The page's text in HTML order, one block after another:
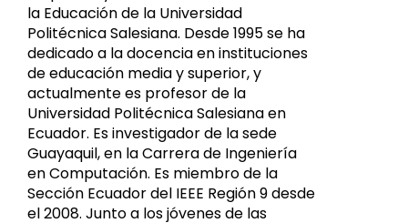
la Educación de la Universidad
Politécnica Salesiana. Desde 1995 se ha
dedicado a la docencia en instituciones
de educación media y superior, y
actualmente es profesor de la
Universidad Politécnica Salesiana en
Ecuador. Es investigador de la sede
Guayaquil, en la Carrera de Ingeniería
en Computación. Es miembro de la
Sección Ecuador del IEEE Región 9 desde
el 2008. Junto a los jóvenes de las